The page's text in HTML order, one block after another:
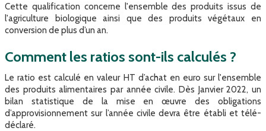
Cette qualification concerne l'ensemble des produits issus de
l'agriculture biologique ainsi que des produits végétaux en
conversion de plus d’un an.
Comment les ratios sont-ils calculés ?
Le ratio est calculé en valeur HT d’achat en euro sur l'ensemble
des produits alimentaires par année civile. Dès Janvier 2022, un
bilan statistique de la mise en œuvre des obligations
d’approvisionnement sur l’année civile devra être établi et télé-
déclaré.